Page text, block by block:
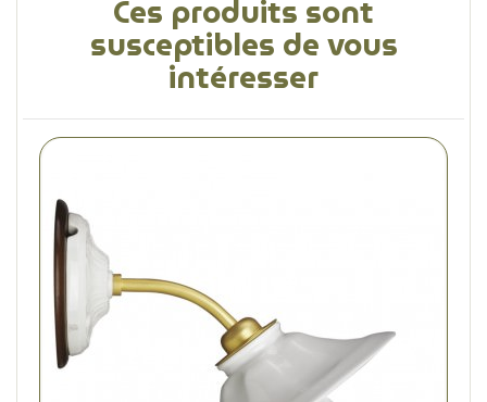
Ces produits sont
susceptibles de vous
intéresser